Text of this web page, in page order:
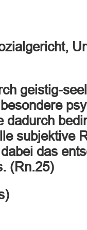
geistig-
dadurch
subjektive
das
(Rn.25)